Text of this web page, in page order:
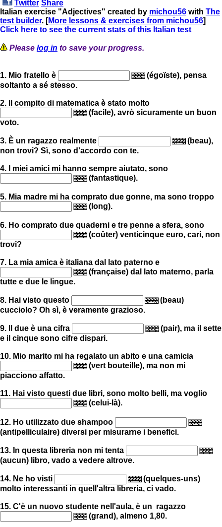
Twitter Share
Italian exercise "Adjectives" created by michou56 with The
test builder. [More lessons & exercises from michou56]
Click here to see the current stats of this Italian test
Please log in to save your progress.
1. Mio fratello è
(égoïste), pensa
soltanto a sé stesso.
2. Il compito di matematica è stato molto
(facile), avrò sicuramente un buon
voto.
3. È un ragazzo realmente
(beau),
non trovi? Sì, sono d'accordo con te.
4. I miei amici mi hanno sempre aiutato, sono
(fantastique).
5. Mia madre mi ha comprato due gonne, ma sono troppo
(long).
6. Ho comprato due quaderni e tre penne a sfera, sono
(coûter) venticinque euro, cari, non
trovi?
7. La mia amica è italiana dal lato paterno e
(française) dal lato materno, parla
tutte e due le lingue.
8. Hai visto questo
(beau)
cucciolo? Oh sì, è veramente grazioso.
9. Il due è una cifra
(pair), ma il sette
e il cinque sono cifre dispari.
10. Mio marito mi ha regalato un abito e una camicia
(vert bouteille), ma non mi
piacciono affatto.
11. Hai visto questi due libri, sono molto belli, ma voglio
(celui-là).
12. Ho utilizzato due shampoo
(antipelliculaire) diversi per misurarne i benefici.
13. In questa libreria non mi tenta
(aucun) libro, vado a vedere altrove.
14. Ne ho visti
(quelques-uns)
molto interessanti in quell'altra libreria, ci vado.
15. C'è un nuovo studente nell'aula, è un ragazzo
(grand), almeno 1,80.